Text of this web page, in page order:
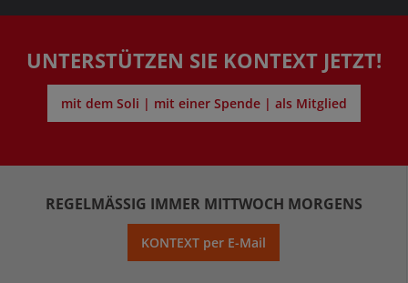
UNTERSTÜTZEN SIE KONTEXT JETZT!
mit dem Soli | mit einer Spende | als Mitglied
REGELMÄSSIG IMMER MITTWOCH MORGENS
KONTEXT per E-Mail